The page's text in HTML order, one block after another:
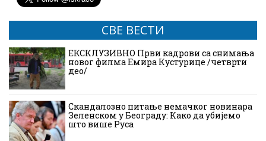
СВЕ ВЕСТИ
ЕКСКЛУЗИВНО Први кадрови са снимања
новог филма Емира Кустурице /четврти
део/
Скандалозно питање немачког новинара
Зеленском у Београду: Како да убијемо
што више Руса